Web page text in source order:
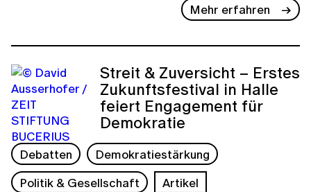
Mehr erfahren
Streit & Zuversicht – Erstes
Zukunftsfestival in Halle
feiert Engagement für
Demokratie
Debatten
Demokratiestärkung
Politik & Gesellschaft
Artikel